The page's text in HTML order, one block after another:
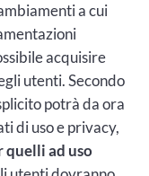
a cui
acquisire
utenti. Secondo
potrà da ora
di uso e privacy,
ad uso